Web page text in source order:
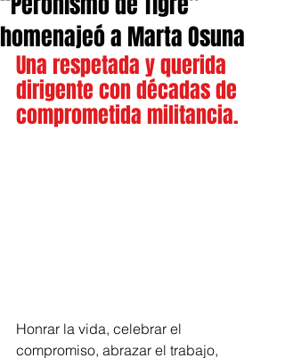
homenajeó a Marta Osuna
Una respetada y querida
dirigente con décadas de
comprometida militancia.
Honrar la vida, celebrar el
compromiso, abrazar el trabajo,